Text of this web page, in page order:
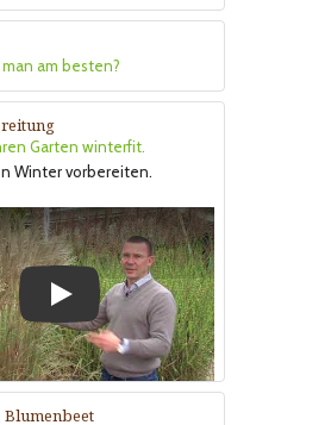
am besten?
Garten winterfit.
Winter vorbereiten.
Blumenbeet